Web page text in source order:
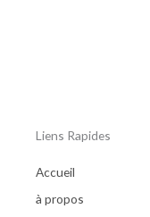
Liens Rapides
Accueil
à propos